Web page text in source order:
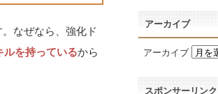
なぜなら、強化ド
ルを持っているから
アーカイブ
アーカイブ
スポンサーリンク